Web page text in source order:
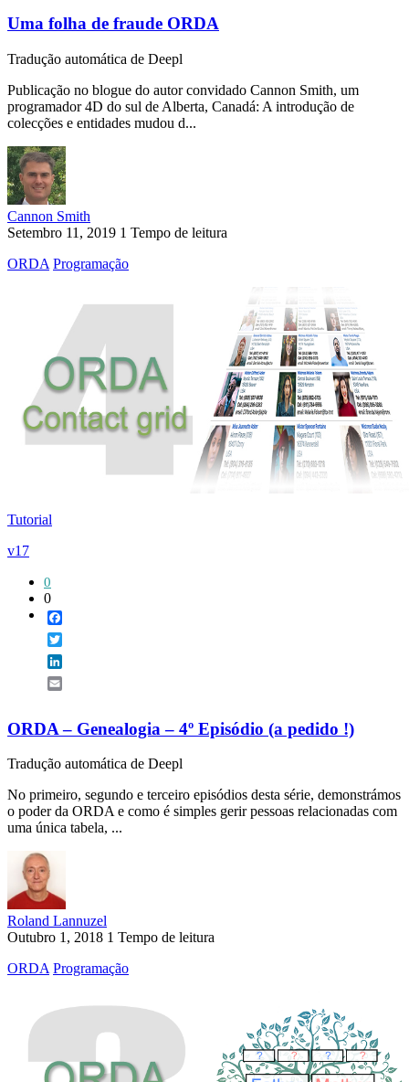
Uma folha de fraude ORDA
Tradução automática de Deepl
Publicação no blogue do autor convidado Cannon Smith, um
programador 4D do sul de Alberta, Canadá: A introdução de
colecções e entidades mudou d...
Cannon Smith
Setembro 11, 2019 1 Tempo de leitura
ORDA Programação
Tutorial
v17
0
0
ORDA – Genealogia – 4º Episódio (a pedido !)
Tradução automática de Deepl
No primeiro, segundo e terceiro episódios desta série, demonstrámos
o poder da ORDA e como é simples gerir pessoas relacionadas com
uma única tabela, ...
Roland Lannuzel
Outubro 1, 2018 1 Tempo de leitura
ORDA Programação